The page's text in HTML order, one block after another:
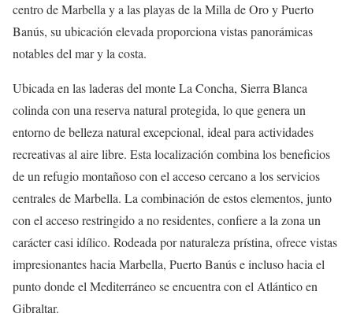
centro de Marbella y a las playas de la Milla de Oro y Puerto
Banús, su ubicación elevada proporciona vistas panorámicas
notables del mar y la costa.
Ubicada en las laderas del monte La Concha, Sierra Blanca
colinda con una reserva natural protegida, lo que genera un
entorno de belleza natural excepcional, ideal para actividades
recreativas al aire libre. Esta localización combina los beneficios
de un refugio montañoso con el acceso cercano a los servicios
centrales de Marbella. La combinación de estos elementos, junto
con el acceso restringido a no residentes, confiere a la zona un
carácter casi idílico. Rodeada por naturaleza prístina, ofrece vistas
impresionantes hacia Marbella, Puerto Banús e incluso hacia el
punto donde el Mediterráneo se encuentra con el Atlántico en
Gibraltar.